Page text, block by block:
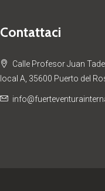
Contattaci
Calle Profesor Juan
local A, 35600 Puerto del